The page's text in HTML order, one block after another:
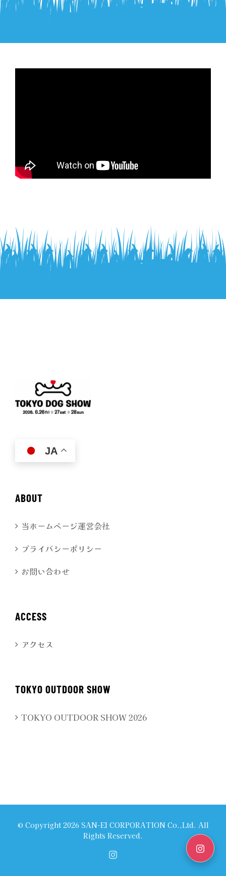
JA
ABOUT
当ホームページ運営会社
プライバシーポリシー
お問い合わせ
ACCESS
アクセス
TOKYO OUTDOOR SHOW
TOKYO OUTDOOR SHOW 2026
© Copyright 2026 SAN-EI CORPORATION Co.,Ltd. All
Rights Reserved.
Instagram